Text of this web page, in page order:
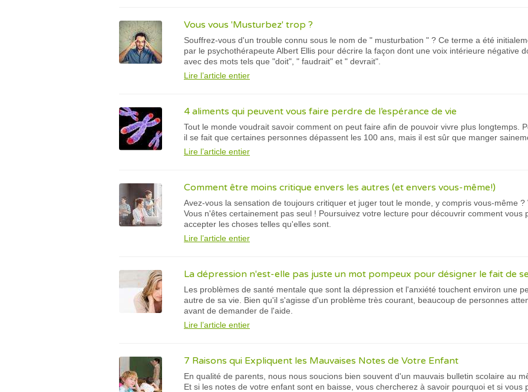
Vous vous 'Musturbez' trop ?
Souffrez-vous d'un trouble connu sous le nom de " musturbation " ? Ce terme a été
par le psychothérapeute Albert Ellis pour décrire la façon dont une voix intérieure négative
avec des mots tels que "doit", " faudrait" et " devrait".
Lire l’article entier
4 aliments qui peuvent vous faire perdre de l’espérance de vie
Tout le monde voudrait savoir comment on peut faire afin de pouvoir vivre plus longtemps.
il se fait que certaines personnes dépassent les 100 ans, mais il est sûr que manger
Lire l’article entier
Comment être moins critique envers les autres (et envers vous-même!)
Avez-vous la sensation de toujours critiquer et juger tout le monde, y compris vous-même
Vous n'êtes certainement pas seul ! Poursuivez votre lecture pour découvrir comment vous
accepter les choses telles qu'elles sont.
Lire l’article entier
La dépression n'est-elle pas juste un mot pompeux pour désigner le fait de
Les problèmes de santé mentale que sont la dépression et l'anxiété touchent environ une
autre de sa vie. Bien qu'il s'agisse d'un problème très courant, beaucoup de personnes
avant de demander de l'aide.
Lire l’article entier
7 Raisons qui Expliquent les Mauvaises Notes de Votre Enfant
En qualité de parents, nous nous soucions bien souvent d'un mauvais bulletin scolaire au
Et si les notes de votre enfant sont en baisse, vous chercherez à savoir pourquoi et si vous